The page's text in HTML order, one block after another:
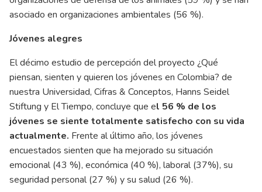
asociado en organizaciones ambientales (56 %).
Jóvenes alegres
El décimo estudio de percepción del proyecto ¿Qué
piensan, sienten y quieren los jóvenes en Colombia? de
nuestra Universidad, Cifras & Conceptos, Hanns Seidel
Stiftung y El Tiempo, concluye que el 56 % de los
jóvenes se siente totalmente satisfecho con su vida
actualmente. Frente al último año, los jóvenes
encuestados sienten que ha mejorado su situación
emocional (43 %), económica (40 %), laboral (37%), su
seguridad personal (27 %) y su salud (26 %).